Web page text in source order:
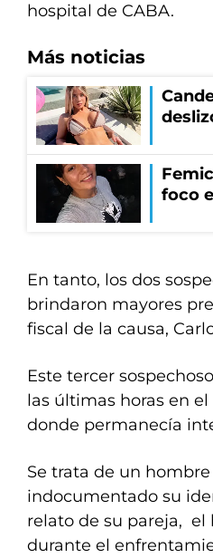
hospital de CABA.
Más noticias
foco
En tanto, los dos
brindaron mayores
fiscal de la causa,
Este tercer
las últimas horas en
donde permanecía
Se trata de un
indocumentado su
relato de su pareja,
durante el